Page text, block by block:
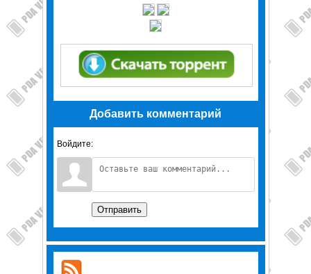
Добавить комментарий
Войдите:
Отправить